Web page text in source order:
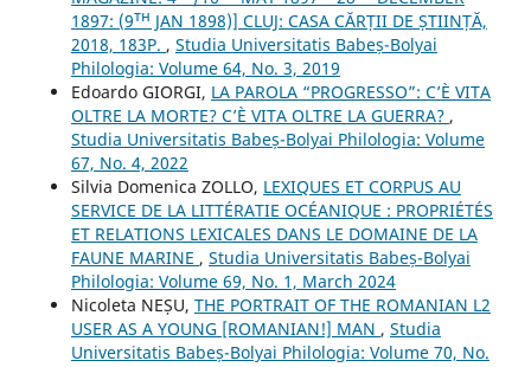
1897: (9ᵀᴴ JAN 1898)] CLUJ: CASA CĂRȚII DE ȘTIINȚĂ,
2018, 183P. , Studia Universitatis Babeș-Bolyai
Philologia: Volume 64, No. 3, 2019
Edoardo GIORGI, LA PAROLA “PROGRESSO”: C’È VITA
OLTRE LA MORTE? C’È VITA OLTRE LA GUERRA? ,
Studia Universitatis Babeș-Bolyai Philologia: Volume
67, No. 4, 2022
Silvia Domenica ZOLLO, LEXIQUES ET CORPUS AU
SERVICE DE LA LITTÉRATIE OCÉANIQUE : PROPRIÉTÉS
ET RELATIONS LEXICALES DANS LE DOMAINE DE LA
FAUNE MARINE , Studia Universitatis Babeș-Bolyai
Philologia: Volume 69, No. 1, March 2024
Nicoleta NEȘU, THE PORTRAIT OF THE ROMANIAN L2
USER AS A YOUNG [ROMANIAN!] MAN , Studia
Universitatis Babeș-Bolyai Philologia: Volume 70, No.